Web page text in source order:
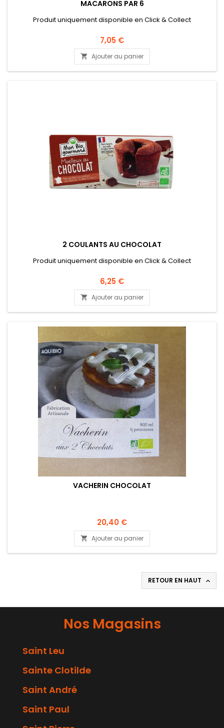
MACARONS PAR 6
Produit uniquement disponible en Click & Collect
7,05 €
 Ajouter au panier
2 COULANTS AU CHOCOLAT
Produit uniquement disponible en Click & Collect
6,25 €
 Ajouter au panier
VACHERIN CHOCOLAT
20,40 €
 Ajouter au panier
RETOUR EN HAUT 
Nos Magasins
Saint Leu
Sainte Clotilde
Saint André
Saint Paul